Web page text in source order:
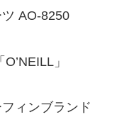
AO-8250
」
ィンブランド